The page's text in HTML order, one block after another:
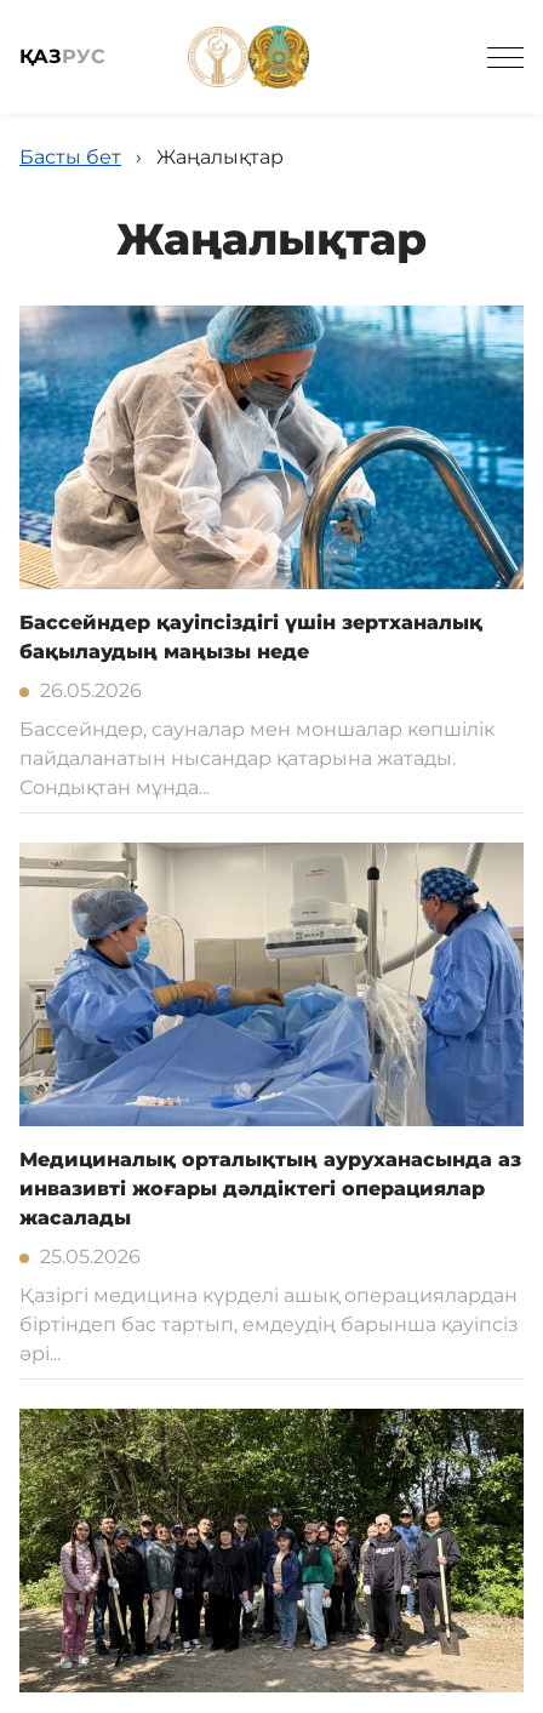
ҚАЗРУС
Жалпы мағлұмат
Жаңалықтар
Мемлекеттік сатып алу
Кадрмен қамтамасыз ету
Білім базасы
Қызмет
Адалдық алаңы
Нашар көретіндерге
арналған нұсқа
Басты бет › Жаңалықтар
Жаңалықтар
Бассейндер қауіпсіздігі үшін зертханалық
бақылаудың маңызы неде
26.05.2026
Бассейндер, сауналар мен моншалар көпшілік
пайдаланатын нысандар қатарына жатады.
Сондықтан мұнда...
Медициналық орталықтың ауруханасында аз
инвазивті жоғары дәлдіктегі операциялар
жасалады
25.05.2026
Қазіргі медицина күрделі ашық операциялардан
біртіндеп бас тартып, емдеудің барынша қауіпсіз
әрі...